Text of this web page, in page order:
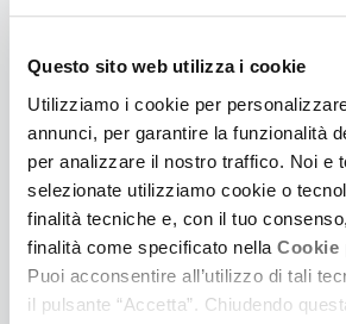
Questo sito web utilizza i cookie
Utilizziamo i cookie per
annunci, per garantire la funzionalità
per analizzare il nostro traffico. Noi e
selezionate utilizziamo cookie o
finalità tecniche e, con il tuo
finalità come specificato nella Cookie
Puoi acconsentire all’utilizzo di tali
il pulsante “Accetta”. Chiudendo
Montisanoe iKikkombo,
Kikkombo Live in Parma (2009)
appuntamento alla prossima
per voi”.
Tell me something good
16 Febbraio 2019
LE FREQUENZE DI TESLA